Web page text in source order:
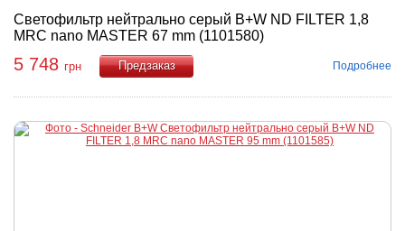
Светофильтр нейтрально серый B+W ND FILTER 1,8
MRC nano MASTER 67 mm (1101580)
5 748 грн
Подробнее